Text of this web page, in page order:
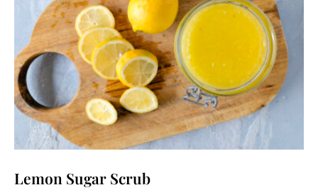
Lemon Sugar Scrub